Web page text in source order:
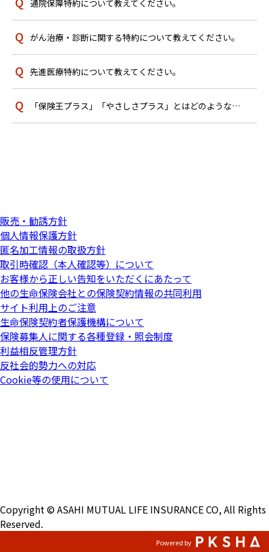
通院保障特約について教えてください。
がん治療・診断に関する特約について教えてください。
先進医療特約について教えてください。
「保険王プラス」「やさしさプラス」とはどのような保険ですか？
販売・勧誘方針
個人情報保護方針
匿名加工情報の取扱方針
取引時確認（本人確認等）について
お客様から正しい告知をいただくにあたって
他の生命保険会社との保険契約情報の共同利用
サイト利用上のご注意
生命保険契約者保護機構について
保険募集人に関する各種登録・照会制度
利益相反管理方針
反社会的勢力への対応
Cookie等の使用について
Copyright © ASAHI MUTUAL LIFE INSURANCE CO, All Rights
Reserved.
Powered by